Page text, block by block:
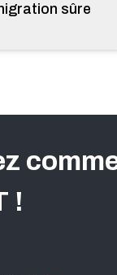
sûre
!